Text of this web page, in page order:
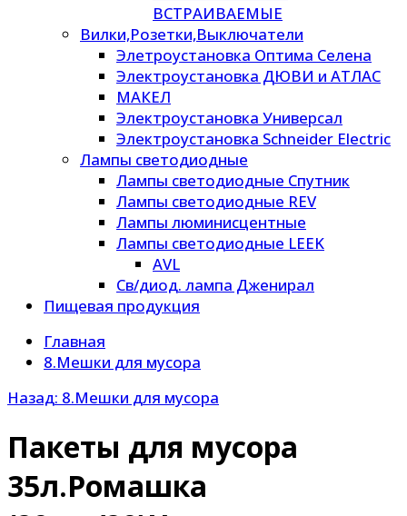
ВСТРАИВАЕМЫЕ
Вилки,Розетки,Выключатели
Элетроустановка Оптима Селена
Электроустановка ДЮВИ и АТЛАС
МАКЕЛ
Электроустановка Универсал
Электроустановка Schneider Electric
Лампы светодиодные
Лампы светодиодные Спутник
Лампы светодиодные REV
Лампы люминисцентные
Лампы светодиодные LEEK
AVL
Св/диод. лампа Дженирал
Пищевая продукция
Главная
8.Мешки для мусора
Назад: 8.Мешки для мусора
Пакеты для мусора
35л.Ромашка